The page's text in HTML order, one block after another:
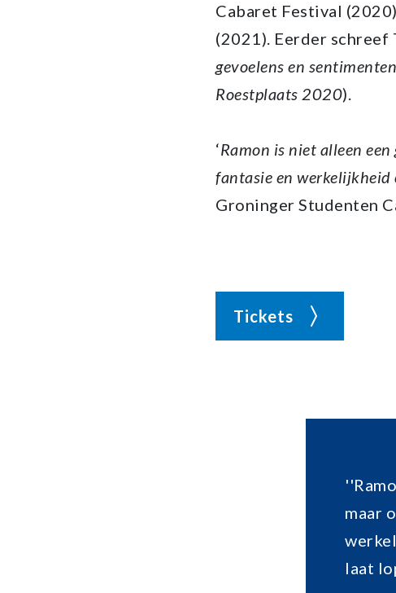
Cabaret Festival
(2021). Eerder
gevoelens en
Roestplaats 2020).
‘Ramon is niet alleen
fantasie en werkelijkheid
Groninger Studenten
Tickets
maar
laat